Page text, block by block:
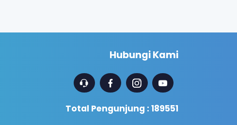
Hubungi Kami
Total Pengunjung : 189551